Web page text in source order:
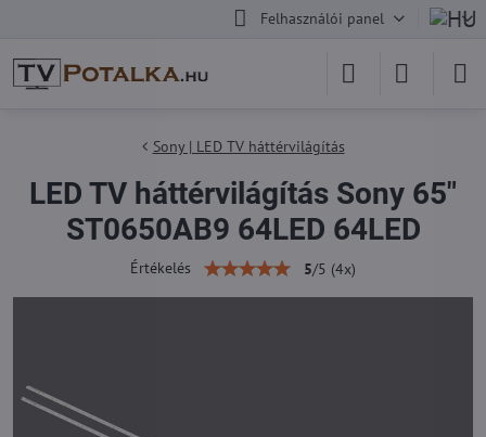
Felhasználói panel
Sony | LED TV háttérvilágítás
LED TV háttérvilágítás Sony 65"
ST0650AB9 64LED 64LED
Értékelés 5/5 (4x)